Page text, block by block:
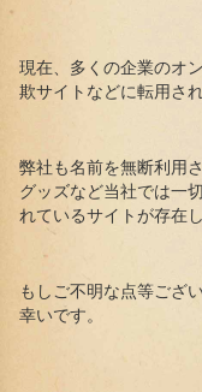
現在、多くの企業のオ
欺サイトなどに転用さ
弊社も名前を無断利用
グッズなど当社では一
れているサイトが存在
もしご不明な点等ござ
幸いです。